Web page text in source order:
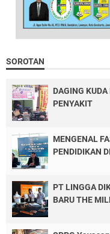
SOROTAN
DAGING
PENYAKIT
MENGENAL
PENDIDIKAN
PT LINGGA
BARU THE